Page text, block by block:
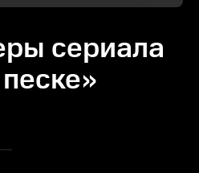
сериала